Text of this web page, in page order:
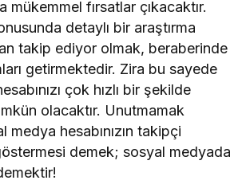
mükemmel fırsatlar çıkacaktır.
detaylı bir araştırma
takip ediyor olmak, beraberinde
getirmektedir. Zira bu sayede
çok hızlı bir şekilde
olacaktır. Unutmamak
medya hesabınızın takipçi
göstermesi demek; sosyal medyada